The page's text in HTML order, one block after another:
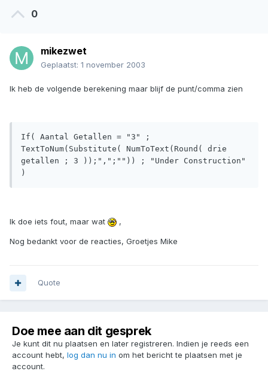
0
mikezwet
Geplaatst: 1 november 2003
Ik heb de volgende berekening maar blijf de punt/comma zien
If( Aantal Getallen = "3" ;
TextToNum(Substitute( NumToText(Round( drie
getallen ; 3 ));",";"")) ; "Under Construction"
)
Ik doe iets fout, maar wat ,
Nog bedankt voor de reacties, Groetjes Mike
Quote
Doe mee aan dit gesprek
Je kunt dit nu plaatsen en later registreren. Indien je reeds een
account hebt, log dan nu in om het bericht te plaatsen met je
account.